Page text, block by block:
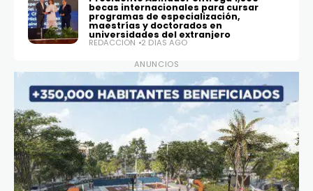
becas internacionales para cursar
programas de especialización,
maestrías y doctorados en
universidades del extranjero
REDACCIÓN
2 DÍAS AGO
ANUNCIOS